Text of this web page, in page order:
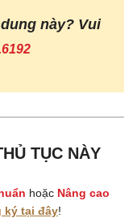
này? Vui
TỤC NÀY
hoặc Nâng cao
ký tại đây!